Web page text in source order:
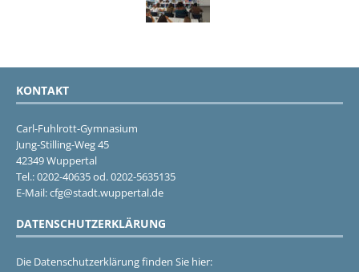
KONTAKT
Carl-Fuhlrott-Gymnasium
Jung-Stilling-Weg 45
42349 Wuppertal
Tel.: 0202-40635 od. 0202-5635135
E-Mail: cfg@stadt.wuppertal.de
DATENSCHUTZERKLÄRUNG
Die Datenschutzerklärung finden Sie hier: